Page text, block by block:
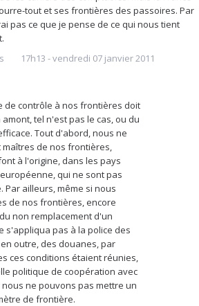
tout et ses frontières des passoires. Par
pas ce que je pense de ce qui nous tient
17h13 -vendredi 07 janvier 2011
de contrôle à nos frontières doit
tel n'est pas le cas, ou du
Tout d'abord, nous ne
de nos frontières,
à l'origine, dans les pays
qui ne sont pas
Par ailleurs, même si nous
de nos frontières, encore
non remplacement d'un
s'appliqua pas à la police des
outre, des douanes, par
ces conditions étaient réunies,
politique de coopération avec
ne pouvons pas mettre un
de frontière.